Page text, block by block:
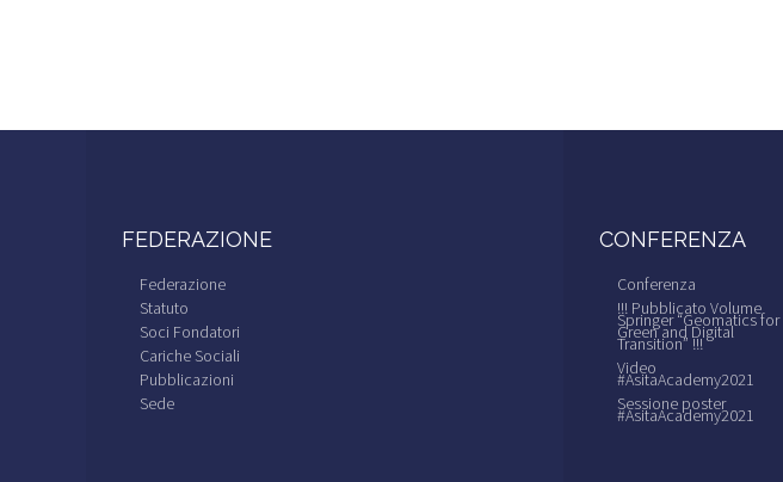
FEDERAZIONE
Federazione
Statuto
Soci Fondatori
Cariche Sociali
Pubblicazioni
Sede
CONFERENZA
Conferenza
!!! Pubblicato Volume
Springer “Geomatics for
Green and Digital
Transition” !!!
Video
#AsitaAcademy2021
Sessione poster
#AsitaAcademy2021